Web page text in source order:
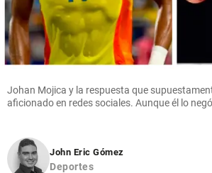
Johan Mojica y la respuesta que
aficionado en redes sociales. Aunque él lo
John Eric Gómez
Deportes